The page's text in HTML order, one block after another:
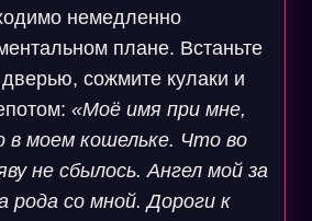
немедленно
плане. Встаньте
сожмите кулаки и
«Моё имя при мне,
в моем кошельке. Что во
не сбылось. Ангел мой за
рода со мной. Дороги к